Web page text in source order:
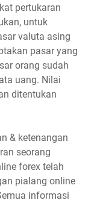
pertukaran
untuk
valuta asing
pasar yang
orang sudah
uang. Nilai
ditentukan
& ketenangan
seorang
forex telah
pialang online
informasi